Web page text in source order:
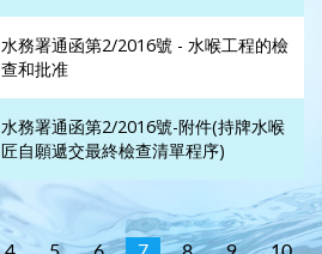
水務署通函第2/2016號 - 水喉工程的檢
查和批准
水務署通函第2/2016號-附件(持牌水喉
匠自願遞交最終檢查清單程序)